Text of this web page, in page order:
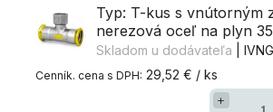
Typ: T-kus s vnútorným
nerezová oceľ na plyn
Skladom u dodávateľa
|
29,52 € / ks
+